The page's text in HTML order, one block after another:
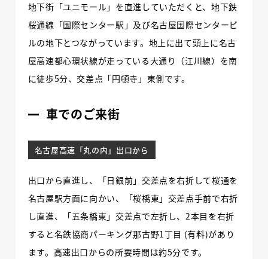
地下街「ユニモール」を直進していただくと、地下鉄
桜通線「国際センター駅」及び名古屋国際センタービ
ルの地下とつながっています。地上に出て頭上に名古
屋高速都心環状線が走っている大通り（江川線）を南
に徒歩5分、交差点「円頓寺」東側です。
車でのご来街
名古屋高速「丸の内」出口から
出口から直進し、「日銀前」交差点を右折して桜通を
名古屋駅方面に向かい、「桜橋東」交差点手前で右折
し直進、「五条橋東」交差点で左折し、2本目を右折
すると名鉄協商パーキング那古野1丁目 (有料)があり
ます。高速出口からの所要時間は約5分です。